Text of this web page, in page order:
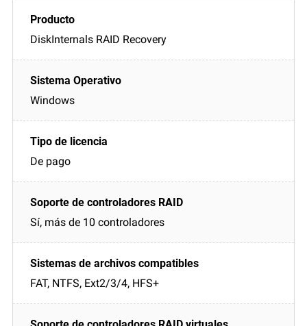
DiskInternals RAID Recovery
Windows
De pago
Sí, más de 10 controladores
FAT, NTFS, Ext2/3/4, HFS+